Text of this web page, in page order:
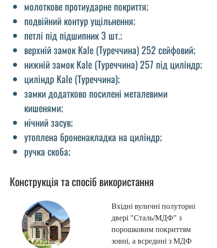
молоткове протиударне покриття;
подвійний контур ущільнення;
петлі під підшипник 3 шт.;
верхній замок Kale (Туреччина) 252 сейфовий;
нижній замок Kale (Туреччина) 257 під циліндр;
циліндр Kale (Туреччина);
замки додатково посилені металевими
кишенями;
нічний засув;
утоплена броненакладка на циліндр;
ручка скоба;
Конструкція та спосіб використання
Вхідні вуличні полуторні
двері "Сталь/МДФ" з
порошковим покриттям
зовні, а всредині з МДФ